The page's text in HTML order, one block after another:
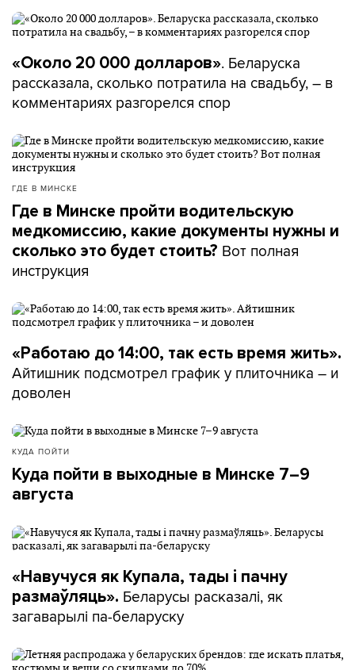
«Около 20 000 долларов». Беларуска
рассказала, сколько потратила на свадьбу, – в
комментариях разгорелся спор
ГДЕ В МИНСКЕ
Где в Минске пройти водительскую
медкомиссию, какие документы нужны и
сколько это будет стоить? Вот полная
инструкция
«Работаю до 14:00, так есть время жить».
Айтишник подсмотрел график у плиточника – и
доволен
КУДА ПОЙТИ
Куда пойти в выходные в Минске 7–9
августа
«Навучуся як Купала, тады і пачну
размаўляць». Беларусы расказалі, як
загаварылі па-беларуску